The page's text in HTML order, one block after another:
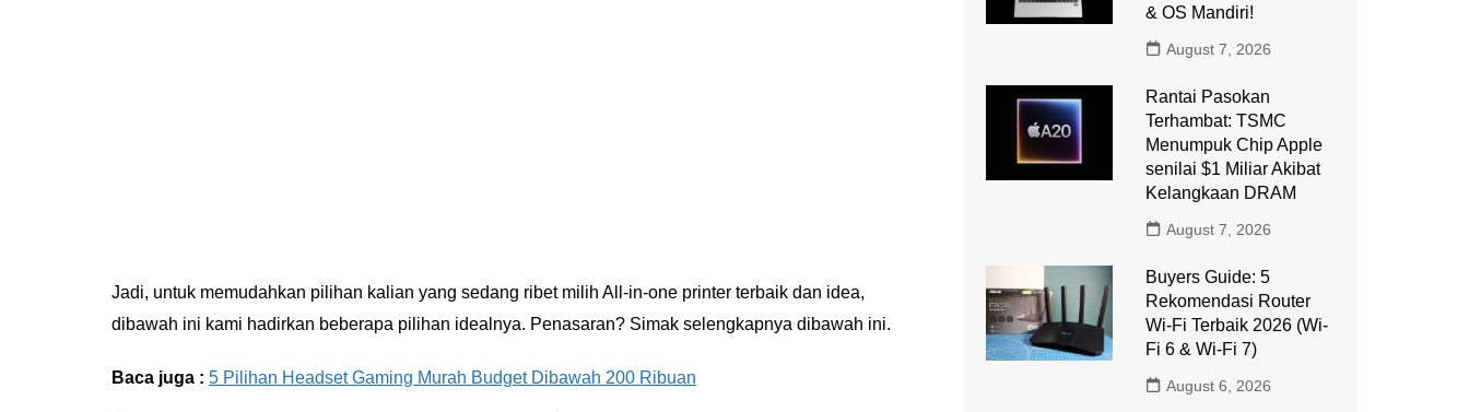
Jadi, untuk memudahkan pilihan kalian yang sedang ribet milih All-in-one printer terbaik dan idea,
dibawah ini kami hadirkan beberapa pilihan idealnya. Penasaran? Simak selengkapnya dibawah ini.
Baca juga : 5 Pilihan Headset Gaming Murah Budget Dibawah 200 Ribuan
& OS Mandiri!
August 7, 2026
Rantai Pasokan
Terhambat: TSMC
Menumpuk Chip Apple
senilai $1 Miliar Akibat
Kelangkaan DRAM
August 7, 2026
Buyers Guide: 5
Rekomendasi Router
Wi-Fi Terbaik 2026 (Wi-
Fi 6 & Wi-Fi 7)
August 6, 2026